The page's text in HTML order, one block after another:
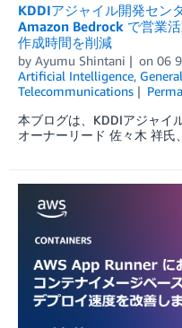
KDDIアジャイル開発セン
Amazon Bedrock で営業
作成時間を削減
by Ayumu Shintani on 06
Artificial Intelligence, General
Telecommunications
本ブログは、KDDIアジャイ
オーナーリード 佐々木 祥